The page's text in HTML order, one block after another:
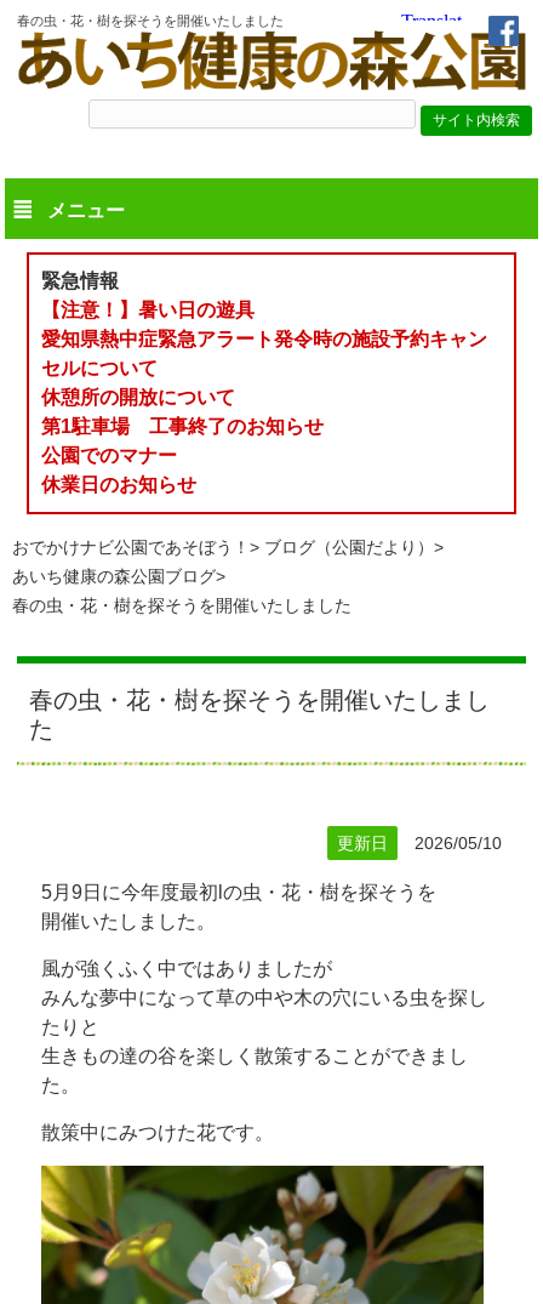
春の虫・花・樹を探そうを開催いたしました
メニュー
緊急情報
【注意！】暑い日の遊具
愛知県熱中症緊急アラート発令時の施設予約キャン
セルについて
休憩所の開放について
第1駐車場 工事終了のお知らせ
公園でのマナー
休業日のお知らせ
おでかけナビ公園であそぼう！
ブログ（公園だより）
あいち健康の森公園ブログ
春の虫・花・樹を探そうを開催いたしました
春の虫・花・樹を探そうを開催いたしまし
た
更新日 2026/05/10
5月9日に今年度最初lの虫・花・樹を探そうを
開催いたしました。
風が強くふく中ではありましたが
みんな夢中になって草の中や木の穴にいる虫を探し
たりと
生きもの達の谷を楽しく散策することができまし
た。
散策中にみつけた花です。